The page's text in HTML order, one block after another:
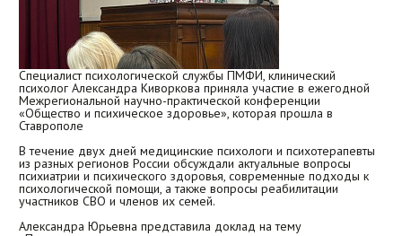
Специалист психологической службы ПМФИ, клинический
психолог Александра Киворкова приняла участие в ежегодной
Межрегиональной научно-практической конференции
«Общество и психическое здоровье», которая прошла в
Ставрополе
В течение двух дней медицинские психологи и психотерапевты
из разных регионов России обсуждали актуальные вопросы
психиатрии и психического здоровья, современные подходы к
психологической помощи, а также вопросы реабилитации
участников СВО и членов их семей.
Александра Юрьевна представила доклад на тему